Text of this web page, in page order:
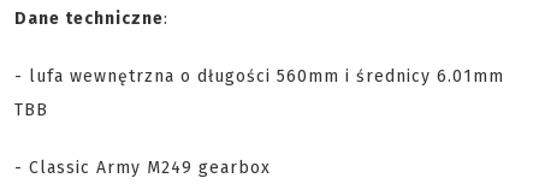
Dane techniczne:
- lufa wewnętrzna o długości 560mm i średnicy 6.01mm
TBB
- Classic Army M249 gearbox